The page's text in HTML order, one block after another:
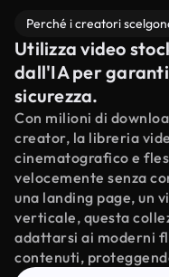
Perché i creatori
Utilizza video
dall'IA per
sicurezza.
Con milioni di
creator, la libreria
cinematografico e
velocemente senza
una landing page, un
verticale, questa
adattarsi ai moderni
contenuti,